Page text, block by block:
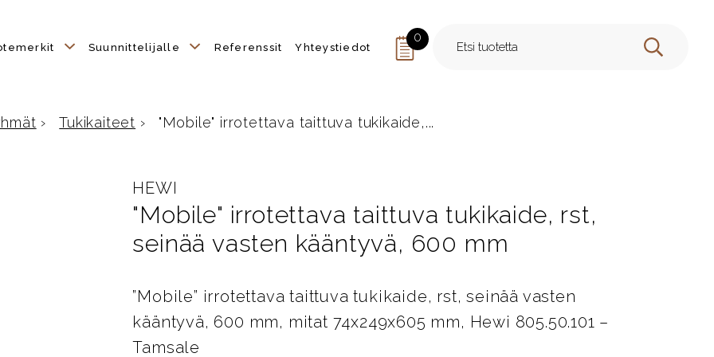
Suunnittelijalle Referenssit Yhteystiedot
0
HAE
› Tukikaiteet › "Mobile" irrotettava taittuva tukikaide,...
HEWI
"Mobile" irrotettava taittuva tukikaide, rst,
seinää vasten kääntyvä, 600 mm
”Mobile” irrotettava taittuva tukikaide, rst, seinää vasten
kääntyvä, 600 mm, mitat 74x249x605 mm, Hewi 805.50.101 –
Tamsale